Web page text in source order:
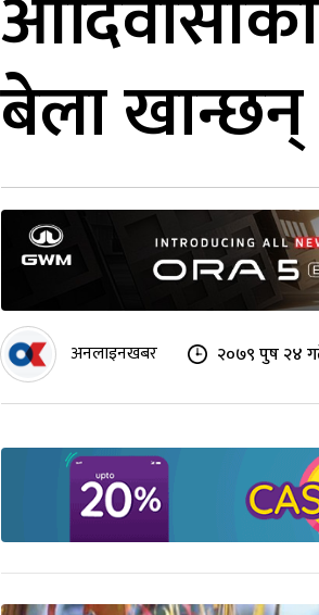
बेला
अनलाइनखबर २०७९ पुष २४